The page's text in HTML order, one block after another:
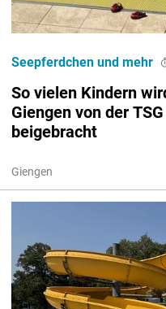
So vielen Kindern
Giengen von der
beigebracht
Giengen
Seepferdchen und mehr